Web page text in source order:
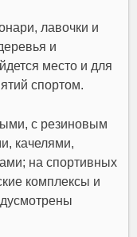
лавочки и
и
место и для
спортом.
с резиновым
качелями,
на спортивных
комплексы и